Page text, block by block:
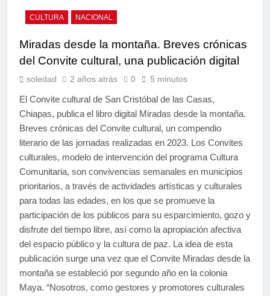
CULTURA NACIONAL
Miradas desde la montaña. Breves crónicas
del Convite cultural, una publicación digital
soledad 2 años atrás 0 5 minutos
El Convite cultural de San Cristóbal de las Casas,
Chiapas, publica el libro digital Miradas desde la montaña.
Breves crónicas del Convite cultural, un compendio
literario de las jornadas realizadas en 2023. Los Convites
culturales, modelo de intervención del programa Cultura
Comunitaria, son convivencias semanales en municipios
prioritarios, a través de actividades artísticas y culturales
para todas las edades, en los que se promueve la
participación de los públicos para su esparcimiento, gozo y
disfrute del tiempo libre, así como la apropiación afectiva
del espacio público y la cultura de paz. La idea de esta
publicación surge una vez que el Convite Miradas desde la
montaña se estableció por segundo año en la colonia
Maya. “Nosotros, como gestores y promotores culturales